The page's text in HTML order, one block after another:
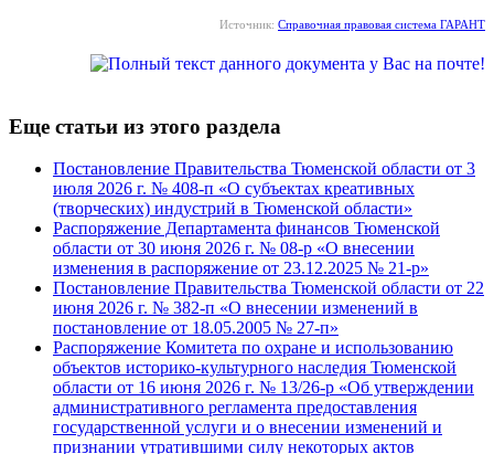
Источник: Справочная правовая система ГАРАНТ
Еще статьи из этого раздела
Постановление Правительства Тюменской области от 3
июля 2026 г. № 408-п «О субъектах креативных
(творческих) индустрий в Тюменской области»
Распоряжение Департамента финансов Тюменской
области от 30 июня 2026 г. № 08-р «О внесении
изменения в распоряжение от 23.12.2025 № 21-р»
Постановление Правительства Тюменской области от 22
июня 2026 г. № 382-п «О внесении изменений в
постановление от 18.05.2005 № 27-п»
Распоряжение Комитета по охране и использованию
объектов историко-культурного наследия Тюменской
области от 16 июня 2026 г. № 13/26-р «Об утверждении
административного регламента предоставления
государственной услуги и о внесении изменений и
признании утратившими силу некоторых актов